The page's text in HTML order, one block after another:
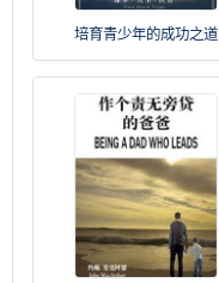
培育青少年的成功之道